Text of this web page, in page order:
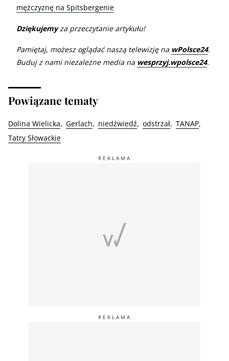
mężczyznę na Spitsbergenie
Dziękujemyza przeczytanie artykułu!
Pamiętaj, możesz oglądać naszą telewizję na wPolsce24.
Buduj z nami niezależne media na wesprzyj.wpolsce24.
Powiązane tematy
Dolina Wielicka Gerlach niedźwiedź odstrzał TANAP
Tatry Słowackie